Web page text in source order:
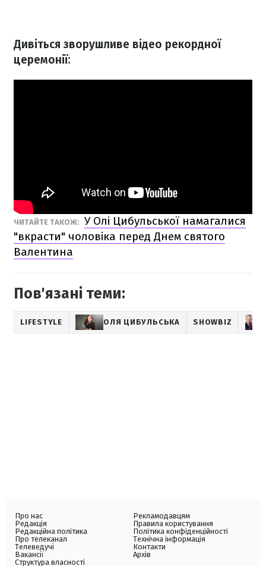
Дивіться зворушливе відео рекордної
церемонії:
ЧИТАЙТЕ ТАКОЖ: У Олі Цибульської намагалися
"вкрасти" чоловіка перед Днем святого
Валентина
Пов'язані теми:
LIFESTYLE ОЛЯ ЦИБУЛЬСЬКА SHOWBIZ
Про нас
Редакція
Редакційна політика
Про телеканал
Телеведучі
Вакансії
Структура власності
Рекламодавцям
Правила користування
Політика конфіденційності
Технічна інформація
Контакти
Архів